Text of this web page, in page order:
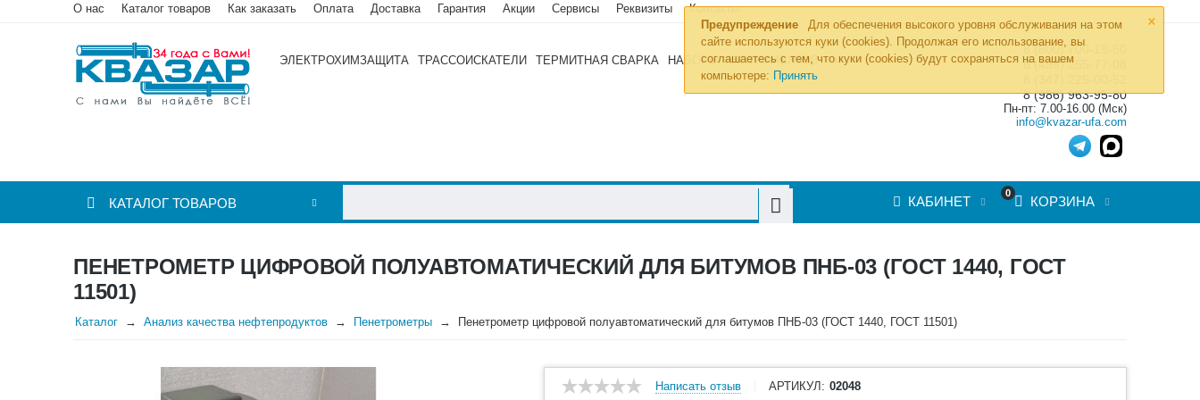
×
Предупреждение
Для обеспечения высокого уровня обслуживания на этом
сайте используются куки (cookies). Продолжая его использование, вы
соглашаетесь с тем, что куки (cookies) будут сохраняться на вашем
компьютере: Принять
О нас Каталог товаров Как заказать Оплата Доставка Гарантия Акции Сервисы Реквизиты Контакты
ЭЛЕКТРОХИМЗАЩИТА ТРАССОИСКАТЕЛИ ТЕРМИТНАЯ СВАРКА НАБОРЫ ИНСТРУМЕНТОВ »
8 (800) 700-19-50
8 (495) 255-77-08
8 (986) 963-95-80
Пн-пт: 7.00-16.00 (Мск)
info@kvazar-ufa.com
КАТАЛОГ ТОВАРОВ
0
КОРЗИНА
КАБИНЕТ
ПЕНЕТРОМЕТР ЦИФРОВОЙ ПОЛУАВТОМАТИЧЕСКИЙ ДЛЯ БИТУМОВ ПНБ-03 (ГОСТ 1440, ГОСТ
11501)
Каталог Анализ качества нефтепродуктов Пенетрометры Пенетрометр цифровой полуавтоматический для битумов ПНБ-03 (ГОСТ 1440, ГОСТ 11501)
Написать отзыв АРТИКУЛ: 02048